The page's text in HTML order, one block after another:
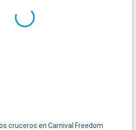
cruceros en Carnival Freedom